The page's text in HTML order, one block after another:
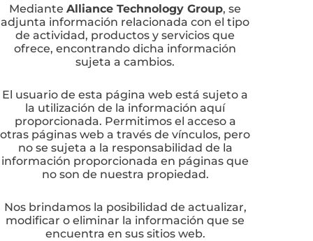
MedianteAlliance Technology Group, se
adjunta información relacionada con el tipo
de actividad, productos y servicios que
ofrece, encontrando dicha información
sujeta a cambios.
El usuario de esta página web está sujeto a
la utilización de la información aquí
proporcionada. Permitimos el acceso a
otras páginas web a través de vínculos, pero
no se sujeta a la responsabilidad de la
información proporcionada en páginas que
no son de nuestra propiedad.
Nos brindamos la posibilidad de actualizar,
modificar o eliminar la información que se
encuentra en sus sitios web.